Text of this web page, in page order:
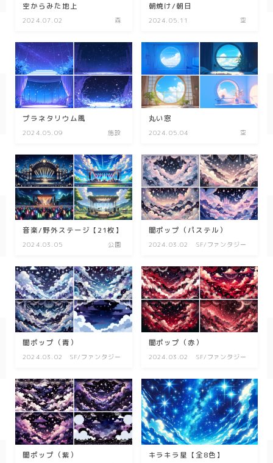
自然
森
海
空
花
スイーツ
部屋
キッチン
お風呂
寝室
カスタムお部屋
街並み
公園
レストラン/カフェ
田舎
病院
神社/寺院
空からみた地上
2024.07.02 森
朝焼け/朝日
2024.05.11 空
プラネタリウム風
2024.05.09 施設
丸い窓
2024.05.04 空
音楽/野外ステージ【21枚】
2024.03.05 公園
闇ポップ（パステル）
2024.03.02 SF/ファンタジー
闇ポップ（青）
2024.03.02 SF/ファンタジー
闇ポップ（赤）
2024.03.02 SF/ファンタジー
闇ポップ（紫） キラキラ星【全8色】